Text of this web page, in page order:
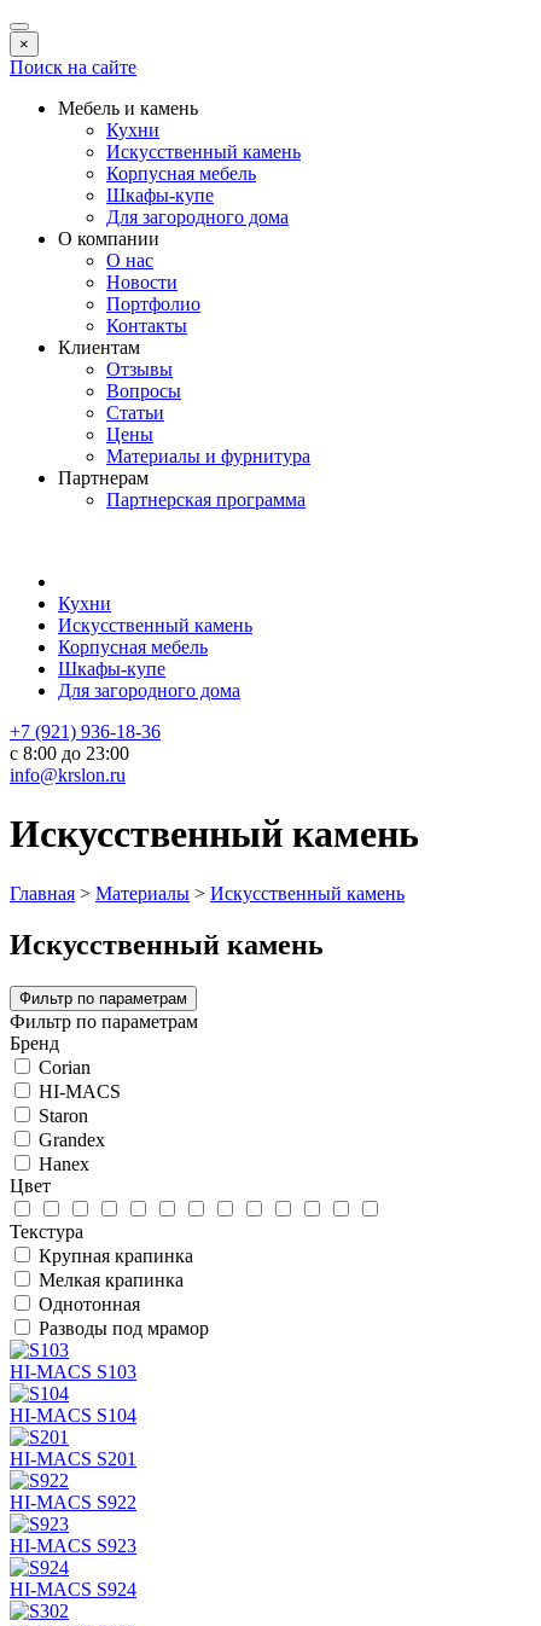
×
Поиск на сайте
Мебель и камень
Кухни
Искусственный камень
Корпусная мебель
Шкафы-купе
Для загородного дома
О компании
О нас
Новости
Портфолио
Контакты
Клиентам
Отзывы
Вопросы
Статьи
Цены
Материалы и фурнитура
Партнерам
Партнерская программа
Кухни
Искусственный камень
Корпусная мебель
Шкафы-купе
Для загородного дома
+7 (921) 936-18-36
с 8:00 до 23:00
info@krslon.ru
Искусственный камень
Главная > Материалы > Искусственный камень
Искусственный камень
Фильтр по параметрам
Фильтр по параметрам
Бренд
Corian
HI-MACS
Staron
Grandex
Hanex
Цвет
Текстура
Крупная крапинка
Мелкая крапинка
Однотонная
Разводы под мрамор
HI-MACS S103
HI-MACS S104
HI-MACS S201
HI-MACS S922
HI-MACS S923
HI-MACS S924